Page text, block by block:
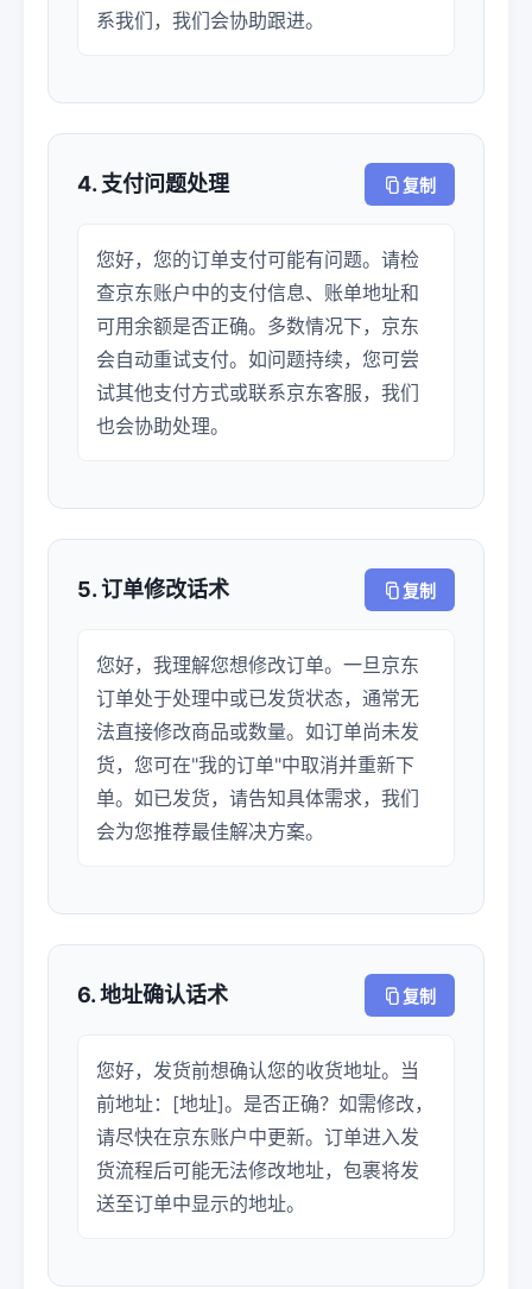
系我们，我们会协助跟进。
4. 支付问题处理 复制
您好，您的订单支付可能有问题。请检
查京东账户中的支付信息、账单地址和
可用余额是否正确。多数情况下，京东
会自动重试支付。如问题持续，您可尝
试其他支付方式或联系京东客服，我们
也会协助处理。
5. 订单修改话术 复制
您好，我理解您想修改订单。一旦京东
订单处于处理中或已发货状态，通常无
法直接修改商品或数量。如订单尚未发
货，您可在"我的订单"中取消并重新下
单。如已发货，请告知具体需求，我们
会为您推荐最佳解决方案。
6. 地址确认话术 复制
您好，发货前想确认您的收货地址。当
前地址：[地址]。是否正确？如需修改，
请尽快在京东账户中更新。订单进入发
货流程后可能无法修改地址，包裹将发
送至订单中显示的地址。